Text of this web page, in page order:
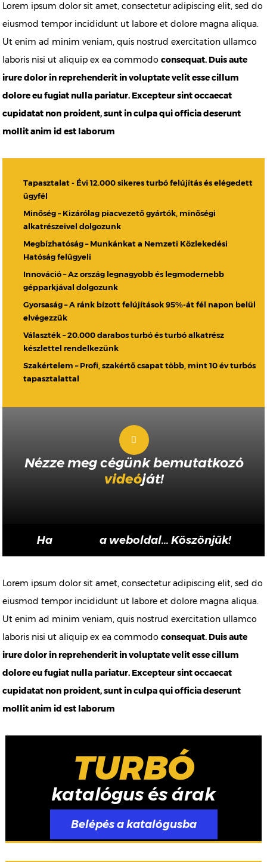
Lorem ipsum dolor sit amet, consectetur adipiscing elit, sed do
eiusmod tempor incididunt ut labore et dolore magna aliqua.
Ut enim ad minim veniam, quis nostrud exercitation ullamco
laboris nisi ut aliquip ex ea commodoconsequat. Duis aute
irure dolor in reprehenderit in voluptate velit esse cillum
dolore eu fugiat nulla pariatur. Excepteur sint occaecat
cupidatat non proident, sunt in culpa qui officia deserunt
mollit anim id est laborum
Tapasztalat - Évi 12.000 sikeres turbó felújítás és elégedett
ügyfél
Minőség – Kizárólag piacvezető gyártók, minőségi
alkatrészeivel dolgozunk
Megbízhatóság – Munkánkat a Nemzeti Közlekedési
Hatóság felügyeli
Innováció – Az ország legnagyobb és legmodernebb
gépparkjával dolgozunk
Gyorsaság – A ránk bízott felújítások 95%-át fél napon belül
elvégezzük
Választék – 20.000 darabos turbó és turbó alkatrész
készlettel rendelkezünk
Szakértelem – Profi, szakértő csapat több, mint 10 év turbós
tapasztalattal
Nézze meg cégünk bemutatkozó
videóját!
Ha a weboldal... Köszönjük!
Lorem ipsum dolor sit amet, consectetur adipiscing elit, sed do
eiusmod tempor incididunt ut labore et dolore magna aliqua.
Ut enim ad minim veniam, quis nostrud exercitation ullamco
laboris nisi ut aliquip ex ea commodoconsequat. Duis aute
irure dolor in reprehenderit in voluptate velit esse cillum
dolore eu fugiat nulla pariatur. Excepteur sint occaecat
cupidatat non proident, sunt in culpa qui officia deserunt
mollit anim id est laborum
TURBÓ
katalógus és árak
Belépés a katalógusba